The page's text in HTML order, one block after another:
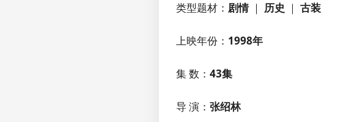
类型题材： 剧情｜ 历史 ｜ 古装
上映年份： 1998年
集 数： 43集
导 演： 张绍林